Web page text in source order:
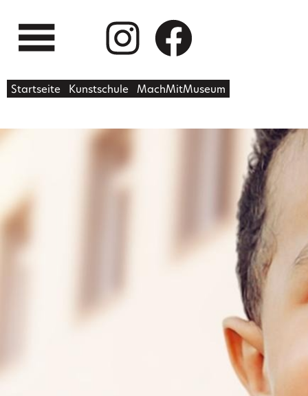
Startseite Kunstschule MachMitMuseum